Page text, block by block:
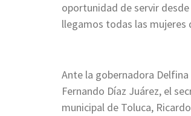
oportunidad de servir
llegamos todas las mujeres
Ante la gobernadora
Fernando Díaz Juárez, el
municipal de Toluca,